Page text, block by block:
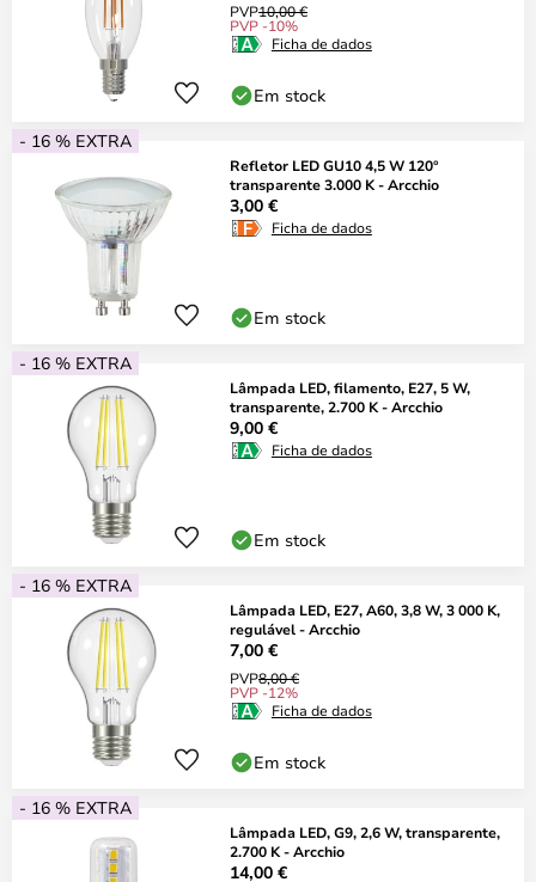
PVP10,00 €
PVP -10%
Ficha de dados
Em stock
- 16 % EXTRA
Refletor LED GU10 4,5 W 120°
transparente 3.000 K - Arcchio
3,00 €
Ficha de dados
Em stock
- 16 % EXTRA
Lâmpada LED, filamento, E27, 5 W,
transparente, 2.700 K - Arcchio
9,00 €
Ficha de dados
Em stock
- 16 % EXTRA
Lâmpada LED, E27, A60, 3,8 W, 3 000 K,
regulável - Arcchio
7,00 €
PVP8,00 €
PVP -12%
Ficha de dados
Em stock
- 16 % EXTRA
Lâmpada LED, G9, 2,6 W, transparente,
2.700 K - Arcchio
14,00 €